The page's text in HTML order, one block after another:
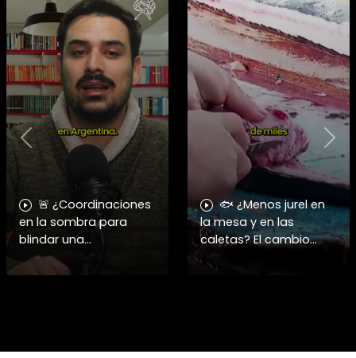
🚨 ¿Coordinaciones
en la sombra para
blindar una
candidatura
presidencial? Nuevos
🐟 ¿Menos jurel en
la mesa y en las
caletas? El cambio
climático y El Niño
alteran las aguas
Previous